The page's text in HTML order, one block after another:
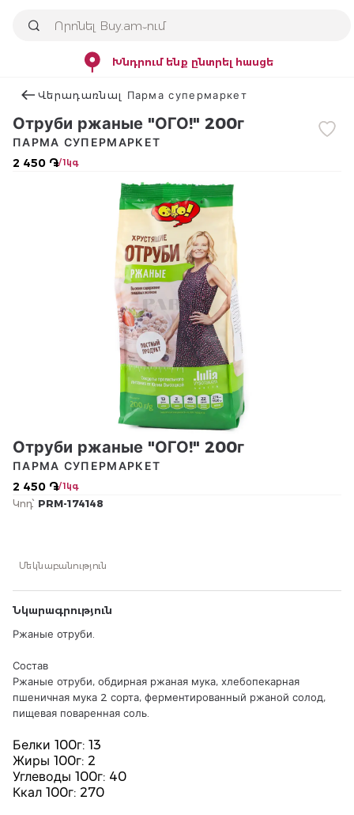
Խնդրում ենք ընտրել հասցե
Վերադառնալ Парма супермаркет
Отруби ржаные "ОГО!" 200г
2 450 ֏/ 1կգ
ПАРМА СУПЕРМАРКЕТ
Отруби ржаные "ОГО!" 200г
2 450 ֏/ 1կգ
ПАРМА СУПЕРМАРКЕТ
Կոդ՝ PRM-174148
Մեկնաբանություն
Նկարագրություն
Ржаные отруби.
Состав
Ржаные отруби, обдирная ржаная мука, хлебопекарная
пшеничная мука 2 сорта, ферментированный ржаной солод,
пищевая поваренная соль.
Белки 100г: 13
Жиры 100г: 2
Углеводы 100г: 40
Ккал 100г: 270